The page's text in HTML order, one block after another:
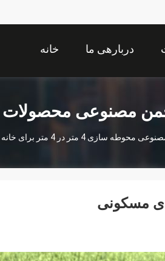
خانه دربارهی ما
مصنوعی محصولات
سازی 4 متر در 4 متر برای خانه های مسکونی